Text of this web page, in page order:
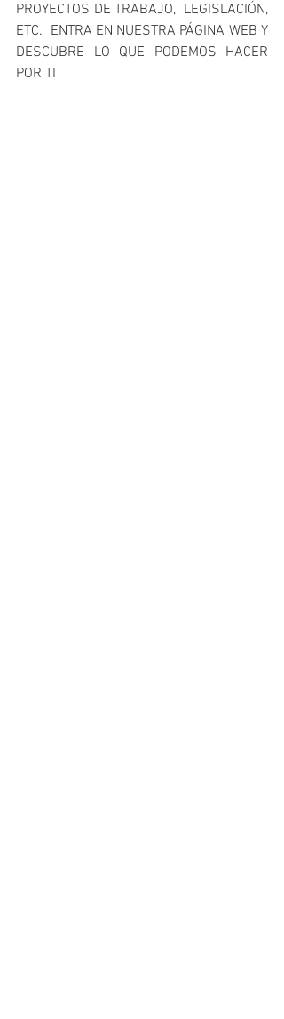
PROYECTOS DE TRABAJO,  LEGISLACIÓN,
ETC.  ENTRA EN NUESTRA PÁGINA WEB Y
DESCUBRE LO QUE PODEMOS HACER
POR TI